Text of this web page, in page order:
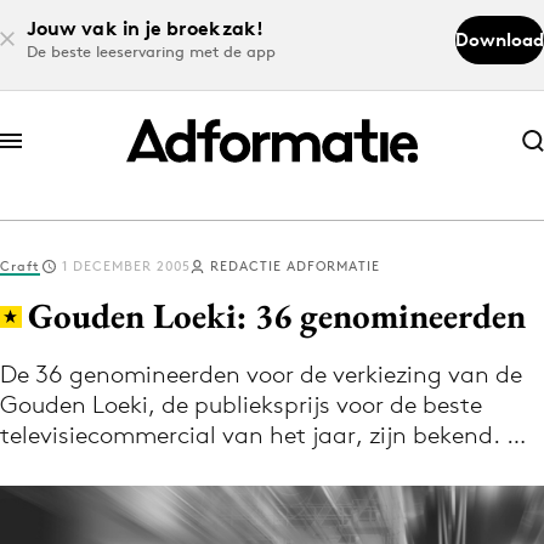
Jouw vak in je broekzak!
De beste leeservaring met de app
Download
Abonneer nu
Abonneer nu
Log in
Download de app
Volg het laatste nieuws via de Adformatie
Nieuws app
Craft 1 DECEMBER 2005 REDACTIE ADFORMATIE
Gouden Loeki: 36 genomineerden
De 36 genomineerden voor de verkiezing van de
Gouden Loeki, de publieksprijs voor de beste
televisiecommercial van het jaar, zijn bekend. …